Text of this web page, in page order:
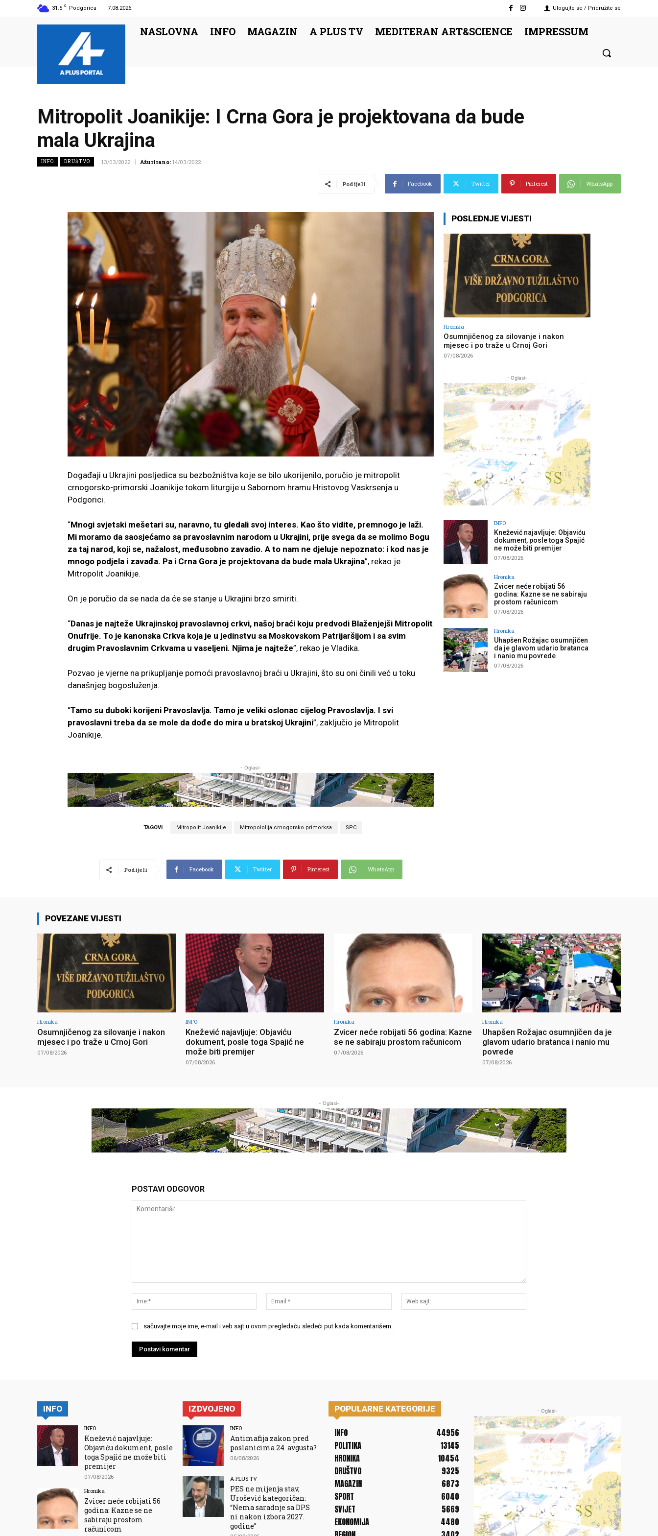
31.5 C Podgorica 7.08.2026. Ulogujte se / Pridružite se
NASLOVNA INFO MAGAZIN A PLUS TV MEDITERAN ART&SCIENCE IMPRESSUM
Mitropolit Joanikije: I Crna Gora je projektovana da bude
mala Ukrajina
INFO DRUŠTVO 13/03/2022 Ažurirano: 14/03/2022
Podijeli Facebook Twitter Pinterest WhatsApp
Događaji u Ukrajini posljedica su bezbožništva koje se bilo ukorijenilo, poručio je mitropolit
crnogorsko-primorski Joanikije tokom liturgije u Sabornom hramu Hristovog Vaskrsenja u
Podgorici.
“Mnogi svjetski mešetari su, naravno, tu gledali svoj interes. Kao što vidite, premnogo je laži.
Mi moramo da saosjećamo sa pravoslavnim narodom u Ukrajini, prije svega da se molimo Bogu
za taj narod, koji se, nažalost, međusobno zavadio. A to nam ne djeluje nepoznato: i kod nas je
mnogo podjela i zavađa. Pa i Crna Gora je projektovana da bude mala Ukrajina”, rekao je
Mitropolit Joanikije.
On je poručio da se nada da će se stanje u Ukrajini brzo smiriti.
“Danas je najteže Ukrajinskoj pravoslavnoj crkvi, našoj braći koju predvodi Blaženjejši Mitropolit
Onufrije. To je kanonska Crkva koja je u jedinstvu sa Moskovskom Patrijaršijom i sa svim
drugim Pravoslavnim Crkvama u vaseljeni. Njima je najteže”, rekao je Vladika.
Pozvao je vjerne na prikupljanje pomoći pravoslavnoj braći u Ukrajini, što su oni činili već u toku
današnjeg bogosluženja.
“Tamo su duboki korijeni Pravoslavlja. Tamo je veliki oslonac cijelog Pravoslavlja. I svi
pravoslavni treba da se mole da dođe do mira u bratskoj Ukrajini”, zaključio je Mitropolit
Joanikije.
- Oglasi-
TAGOVI Mitropolit Joanikije Mitropololija crnogorsko primorksa SPC
Podijeli Facebook Twitter Pinterest WhatsApp
POSLEDNJE VIJESTI
Hronika
Osumnjičenog za silovanje i nakon
mjesec i po traže u Crnoj Gori
07/08/2026
- Oglasi-
INFO
Knežević najavljuje: Objaviću
dokument, posle toga Spajić
ne može biti premijer
07/08/2026
Hronika
Zvicer neće robijati 56
godina: Kazne se ne sabiraju
prostom računicom
07/08/2026
Hronika
Uhapšen Rožajac osumnjičen
da je glavom udario bratanca
i nanio mu povrede
07/08/2026
POVEZANE VIJESTI
Hronika
Osumnjičenog za silovanje i nakon
mjesec i po traže u Crnoj Gori
07/08/2026
INFO
Knežević najavljuje: Objaviću
dokument, posle toga Spajić ne
može biti premijer
07/08/2026
Hronika
Zvicer neće robijati 56 godina: Kazne
se ne sabiraju prostom računicom
07/08/2026
Hronika
Uhapšen Rožajac osumnjičen da je
glavom udario bratanca i nanio mu
povrede
07/08/2026
- Oglasi-
POSTAVI ODGOVOR
Ime:*
Email:*
sajt:
sačuvajte moje ime, e-mail i veb sajt u ovom pregledaču sledeći put kada komentarišem.
INFO
INFO
Knežević najavljuje:
Objaviću dokument, posle
toga Spajić ne može biti
premijer
07/08/2026
Hronika
Zvicer neće robijati 56
godina: Kazne se ne
sabiraju prostom
računicom
IZDVOJENO
INFO
Antimafija zakon pred
poslanicima 24. avgusta?
06/08/2026
A PLUS TV
PES ne mijenja stav,
Urošević kategoričan:
“Nema saradnje sa DPS
ni nakon izbora 2027.
godine”
POPULARNE KATEGORIJE
INFO
44956
POLITIKA
13145
HRONIKA
10454
DRUŠTVO
9325
MAGAZIN
6873
SPORT
6040
SVIJET
5669
EKONOMIJA
4480
- Oglasi-